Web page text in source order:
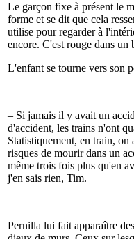
Le garçon fixe à présent le
forme et se dit que cela
utilise pour regarder à
encore. C'est rouge dans un
L'enfant se tourne vers son
– Si jamais il y avait un
d'accident, les trains n'ont
Statistiquement, en train, on
risques de mourir dans un
même trois fois plus qu'en
j'en sais rien, Tim.
Pernilla lui fait apparaître